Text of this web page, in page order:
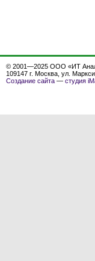
© 2001—2025 ООО «ИТ
109147 г. Москва, ул.
Создание сайта — студия